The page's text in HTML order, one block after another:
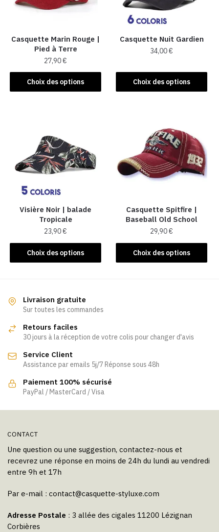
Casquette Marin Rouge |
Pied à Terre
27,90€
Choix des options
Ce
produit
Les
options
peuvent
être
sur
la
page
du
produit
Casquette Nuit Gardien
34,00€
Choix des options
produit
a
Les
options
peuvent
être
choisies
page
du
produit
Visière Noir | balade
Tropicale
23,90€
Choix des options
Ce
produit
variations.
Les
peuvent
choisies
sur
la
page
Casquette Spitfire |
Baseball Old School
29,90€
Choix des options
Ce
produit
peuvent
être
Livraison gratuite
Sur toutes les commandes
Retours faciles
30 jours à la réception de votre colis pour changer d'avis
Service Client
Assistance par emails 5j/7 Réponse sous 48h
Paiement 100% sécurisé
PayPal / MasterCard / Visa
CONTACT
Une question ou une suggestion, contactez-nous et
recevrez une réponse en moins de 24h du lundi au vendredi
entre 9h et 17h
Par e-mail : contact@casquette-styluxe.com
Adresse Postale : 3 allée des cigales 11200 Lézignan
Corbières